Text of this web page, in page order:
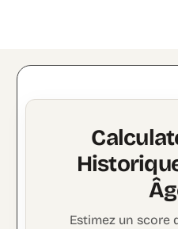
Estimez un score